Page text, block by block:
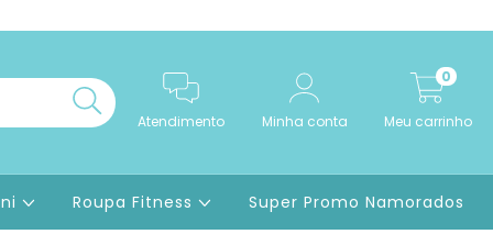
Atendimento Minha conta Meu carrinho
0
Roupa Fitness Super Promo Namorados